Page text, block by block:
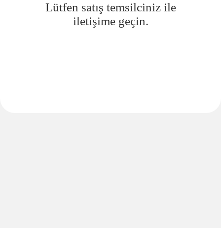
Lütfen satış temsilciniz ile
iletişime geçin.